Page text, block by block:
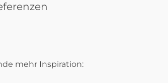
mehr Inspiration: